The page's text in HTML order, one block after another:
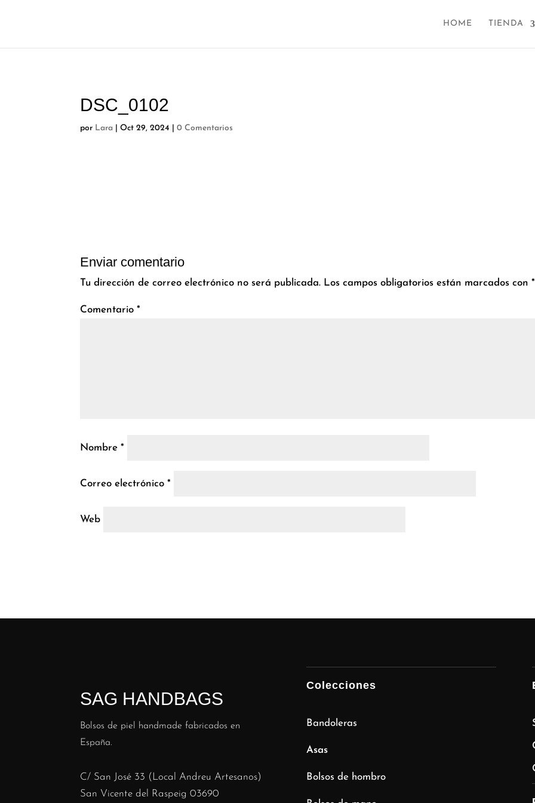
HOME TIENDA
DSC_0102
por Lara |Oct 29, 2024 |0 Comentarios
Enviar comentario
Tu dirección de correo electrónico no será publicada. Los campos obligatorios están marcados con*
Comentario*
Nombre*
Correo electrónico*
Web
SAG HANDBAGS
Bolsos de piel handmade fabricados en
España.
C/ San José 33 (Local Andreu Artesanos)
San Vicente del Raspeig 03690
Colecciones
Bandoleras
Asas
Bolsos de hombro